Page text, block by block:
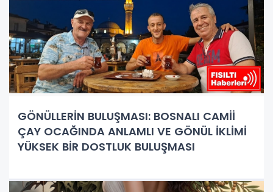
GÖNÜLLERİN BULUŞMASI: BOSNALI CAMİİ
ÇAY OCAĞINDA ANLAMLI VE GÖNÜL İKLİMİ
YÜKSEK BİR DOSTLUK BULUŞMASI